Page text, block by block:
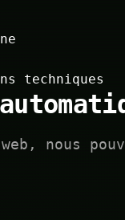
techniques
nous